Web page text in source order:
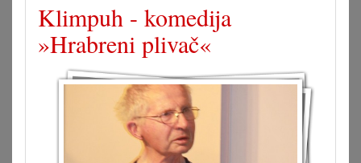
Klimpuh - komedija
»Hrabreni plivač«